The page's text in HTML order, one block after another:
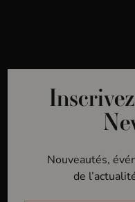
Inscrivez-
Newsletter
de l’actualité de
Nouveautés,
de